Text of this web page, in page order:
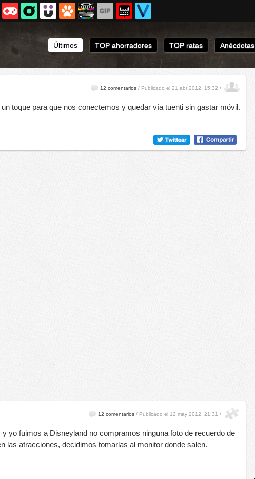
Últimos TOP ahorradores TOP ratas
12 comentarios / Publicado el 21 abr 2012, 15:32 /
toque para que nos conectemos y quedar vía tuenti sin gastar móvil.
12 comentarios / Publicado el 12 may 2012, 21:31 /
yo fuimos a Disneyland no compramos ninguna foto de recuerdo de
las atracciones, decidimos tomarlas al monitor donde salen.